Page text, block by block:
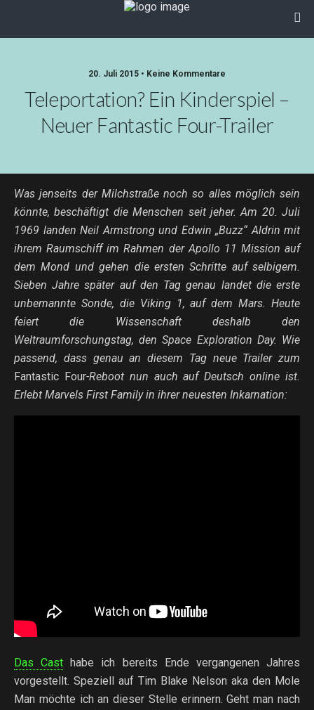
20. Juli 2015 • Keine Kommentare
Teleportation? Ein Kinderspiel –
Neuer Fantastic Four-Trailer
Was jenseits der Milchstraße noch so alles möglich sein
könnte, beschäftigt die Menschen seit jeher. Am 20. Juli
1969 landen Neil Armstrong und Edwin „Buzz“ Aldrin mit
ihrem Raumschiff im Rahmen der Apollo 11 Mission auf
dem Mond und gehen die ersten Schritte auf selbigem.
Sieben Jahre später auf den Tag genau landet die erste
unbemannte Sonde, die Viking 1, auf dem Mars. Heute
feiert die Wissenschaft deshalb den
Weltraumforschungstag, den Space Exploration Day. Wie
passend, dass genau an diesem Tag neue Trailer zum
Fantastic Four-Reboot nun auch auf Deutsch online ist.
Erlebt Marvels First Family in ihrer neuesten Inkarnation:
Das Cast habe ich bereits Ende vergangenen Jahres
vorgestellt. Speziell auf Tim Blake Nelson aka den Mole
Man möchte ich an dieser Stelle erinnern. Geht man nach